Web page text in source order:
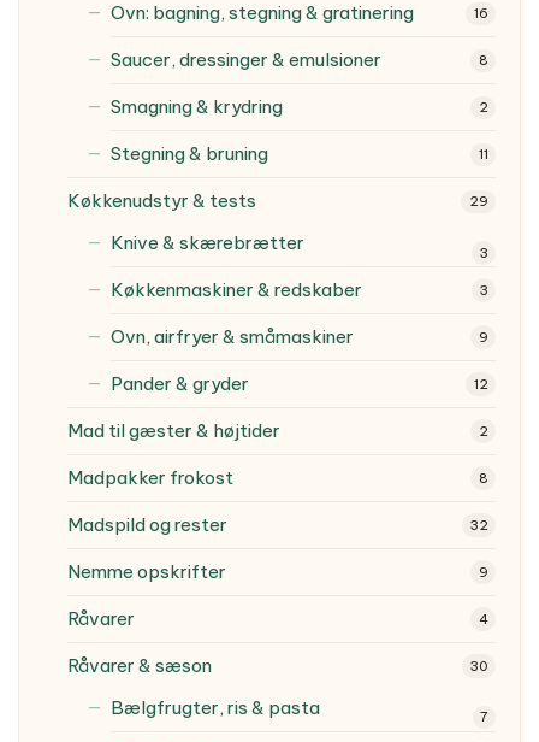
Ovn: bagning, stegning & gratinering 16
Saucer, dressinger & emulsioner 8
Smagning & krydring 2
Stegning & bruning 11
Køkkenudstyr & tests 29
Knive & skærebrætter 3
Køkkenmaskiner & redskaber 3
Ovn, airfryer & småmaskiner 9
Pander & gryder 12
Mad til gæster & højtider 2
Madpakker frokost 8
Madspild og rester 32
Nemme opskrifter 9
Råvarer 4
Råvarer & sæson 30
Bælgfrugter, ris & pasta 7